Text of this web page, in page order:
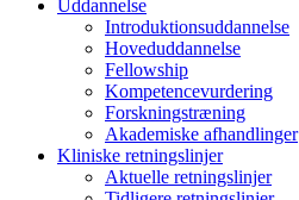
Uddannelse
Introduktionsuddannelse
Hoveduddannelse
Fellowship
Kompetencevurdering
Forskningstræning
Akademiske afhandlinger
Kliniske retningslinjer
Aktuelle retningslinjer